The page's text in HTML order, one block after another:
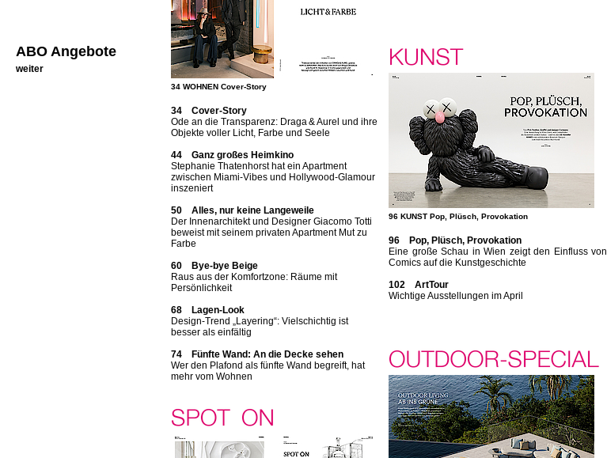
ABO Angebote
weiter
34 WOHNEN Cover-Story
34 Cover-Story
Ode an die Transparenz: Draga & Aurel und ihre
Objekte voller Licht, Farbe und Seele
44 Ganz großes Heimkino
Stephanie Thatenhorst hat ein Apartment
zwischen Miami-Vibes und Hollywood-Glamour
inszeniert
50 Alles, nur keine Langeweile
Der Innenarchitekt und Designer Giacomo Totti
beweist mit seinem privaten Apartment Mut zu
Farbe
60 Bye-bye Beige
Raus aus der Komfortzone: Räume mit
Persönlichkeit
68 Lagen-Look
Design-Trend „Layering“: Vielschichtig ist
besser als einfältig
74 Fünfte Wand: An die Decke sehen
Wer den Plafond als fünfte Wand begreift, hat
mehr vom Wohnen
96 KUNST Pop, Plüsch, Provokation
96 Pop, Plüsch, Provokation
Eine große Schau in Wien zeigt den Einfluss von
Comics auf die Kunstgeschichte
102 ArtTour
Wichtige Ausstellungen im April